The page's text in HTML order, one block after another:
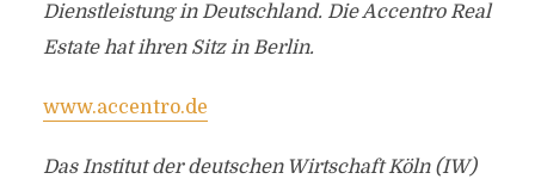
Dienstleistung in Deutschland. Die Accentro Real
Estate hat ihren Sitz in Berlin.
www.accentro.de
Das Institut der deutschen Wirtschaft Köln (IW)